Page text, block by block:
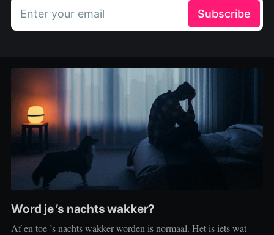
Enter your email Subscribe
Word je ’s nachts wakker?
Af en toe ’s nachts wakker worden is normaal. Het is iets wat